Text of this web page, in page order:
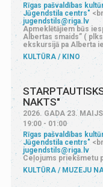
Rīgas pašvaldības
Jūgendstila centrs"
jugendstils@riga.lv
Apmeklētājiem būs
Albertas smaids” (
ekskursijā pa Alberta
KULTŪRA
KINO
NAKTS"
2026. GADA 23.
19:00 - 01:00
Rīgas pašvaldības
Jūgendstila centrs"
jugendstils@riga.lv
Ceļojums priekšmetu
KULTŪRA
MUZEJU